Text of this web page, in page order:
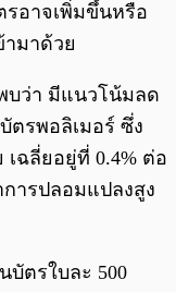
รอาจเพิ่มขึ้นหรือ
มาด้วย
บว่า มีแนวโน้มลด
รพอลิเมอร์ ซึ่ง
ฉลี่ยอยู่ที่ 0.4% ต่อ
ารปลอมแปลงสูง
บัตรใบละ 500